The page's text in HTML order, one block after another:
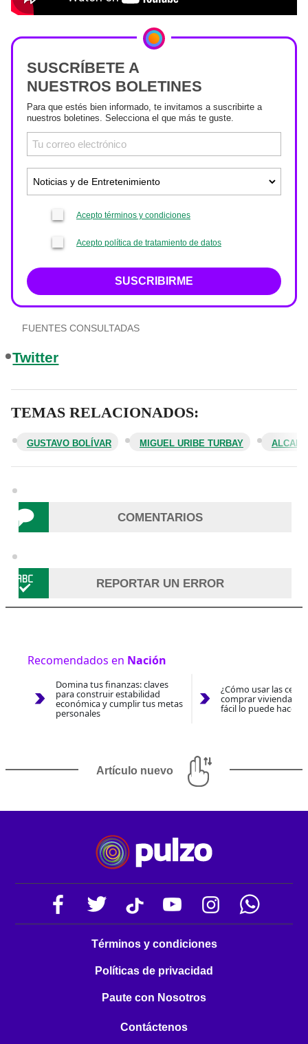
SUSCRÍBETE A
NUESTROS BOLETINES
Para que estés bien informado, te invitamos a suscribirte a
nuestros boletines. Selecciona el que más te guste.
Acepto términos y condiciones
Acepto política de tratamiento de datos
SUSCRIBIRME
FUENTES CONSULTADAS
Twitter
TEMAS RELACIONADOS:
GUSTAVO BOLÍVAR MIGUEL URIBE TURBAY
COMENTARIOS
REPORTAR UN ERROR
Recomendados en Nación
Domina tus finanzas: claves
para construir estabilidad
económica y cumplir tus metas
personales
¿Cómo usar las
comprar vivienda
fácil lo puede hacer
Artículo nuevo
Términos y condiciones
Políticas de privacidad
Paute con Nosotros
Contáctenos